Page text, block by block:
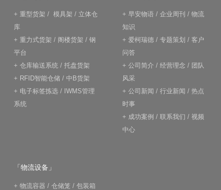
+ 重型货架 / 模具架 / 立体仓
库
+ 重力式货架 / 阁楼货架 / 钢
平台
+ 仓库输送系统 / 托盘货架
+ RFID智能仓储 / 中B货架
+ 电子标签拣选 / IWMS管理
系统
+ 早安物语 / 企业周刊 / 物流
知识
+ 爱柯瑞德 / 专题策划 / 客户
问答
+ 公司简介 / 经营理念 / 团队
风采
+ 公司新闻 / 行业新闻 / 热点
时事
+ 成功案例 / 联系我们 / 视频
中心
「物流设备」
+ 物流容器 / 仓储笼 / 包装箱